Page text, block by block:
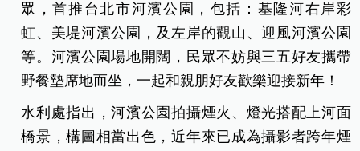
眾，首推台北市河濱公園，包括：基隆河右岸彩
虹、美堤河濱公園，及左岸的觀山、迎風河濱公園
等。河濱公園場地開闊，民眾不妨與三五好友攜帶
野餐墊席地而坐，一起和親朋好友歡樂迎接新年！
水利處指出，河濱公園拍攝煙火、燈光搭配上河面
橋景，構圖相當出色，近年來已成為攝影者跨年煙